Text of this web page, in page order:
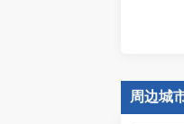
周边城